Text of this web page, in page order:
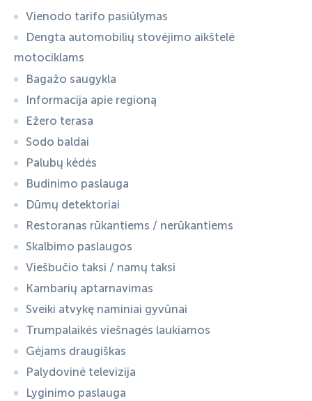
Vienodo tarifo pasiūlymas
Dengta automobilių stovėjimo aikštelė
motociklams
Bagažo saugykla
Informacija apie regioną
Ežero terasa
Sodo baldai
Palubų kėdės
Budinimo paslauga
Dūmų detektoriai
Restoranas rūkantiems / nerūkantiems
Skalbimo paslaugos
Viešbučio taksi / namų taksi
Kambarių aptarnavimas
Sveiki atvykę naminiai gyvūnai
Trumpalaikės viešnagės laukiamos
Gėjams draugiškas
Palydovinė televizija
Lyginimo paslauga